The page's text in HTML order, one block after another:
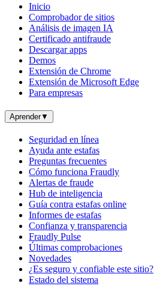
Inicio
Comprobador de sitios
Análisis de imagen IA
Certificado antifraude
Descargar apps
Demos
Extensión de Chrome
Extensión de Microsoft Edge
Para empresas
Aprender▼
Seguridad en línea
Ayuda ante estafas
Preguntas frecuentes
Cómo funciona Fraudly
Alertas de fraude
Hub de inteligencia
Guía contra estafas online
Informes de estafas
Confianza y transparencia
Fraudly Pulse
Últimas comprobaciones
Novedades
¿Es seguro y confiable este sitio?
Estado del sistema